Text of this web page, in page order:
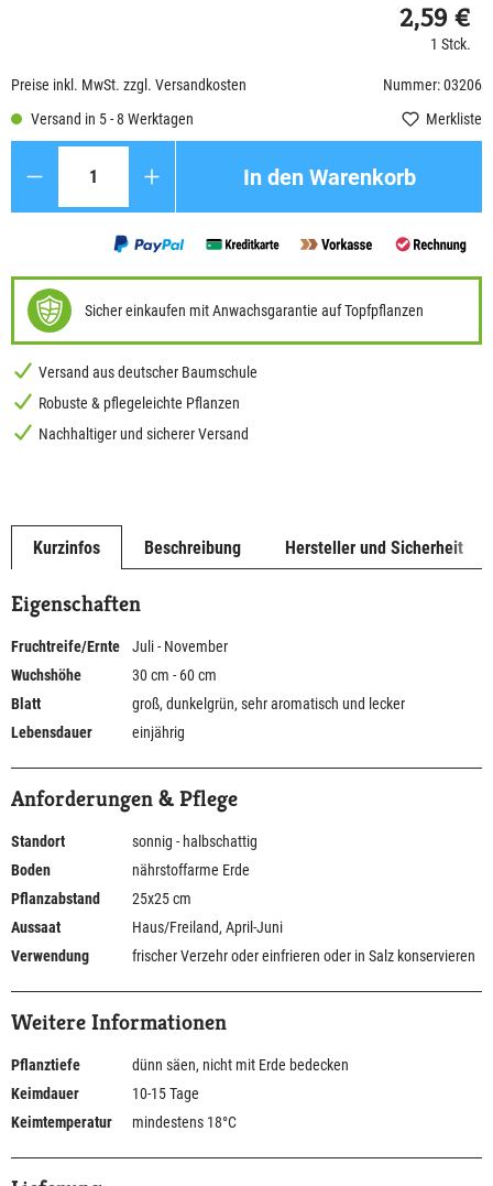
2,59 €
1 Stck.
Preise inkl. MwSt. zzgl. Versandkosten
Nummer: 03206
Versand in 5 - 8 Werktagen
Merkliste
In den Warenkorb
Sicher einkaufen mit Anwachsgarantie auf Topfpflanzen
Versand aus deutscher Baumschule
Robuste & pflegeleichte Pflanzen
Nachhaltiger und sicherer Versand
Kurzinfos Beschreibung Hersteller und Sicherheit
Eigenschaften
Fruchtreife/Ernte
Juli - November
Wuchshöhe
30 cm - 60 cm
Blatt
groß, dunkelgrün, sehr aromatisch und lecker
Lebensdauer
einjährig
Anforderungen & Pflege
Standort
sonnig - halbschattig
Boden
nährstoffarme Erde
Pflanzabstand
25x25 cm
Aussaat
Haus/Freiland, April-Juni
Verwendung
frischer Verzehr oder einfrieren oder in Salz konservieren
Weitere Informationen
Pflanztiefe
dünn säen, nicht mit Erde bedecken
Keimdauer
10-15 Tage
Keimtemperatur
mindestens 18°C